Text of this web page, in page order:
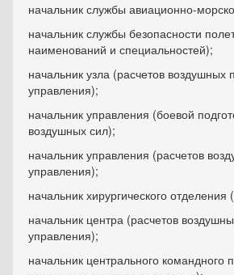
начальник службы авиационно-
начальник службы безопасности
наименований и специальностей);
начальник узла (расчетов воздушных
управления);
начальник управления (боевой
воздушных сил);
начальник управления (расчетов
управления);
начальник хирургического отделения
начальник центра (расчетов
управления);
начальник центрального командного